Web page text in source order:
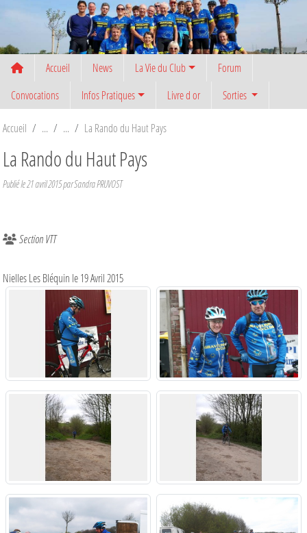
Accueil News La Vie du Club
Forum
Convocations
Infos Pratiques Livre d or Sorties
Accueil La Rando du Haut Pays
La Rando du Haut Pays
Publié le21 avril 2015parSandra PRUVOST
Section VTT
Nielles Les Bléquin le 19 Avril 2015
Panneau de gestion des cookies